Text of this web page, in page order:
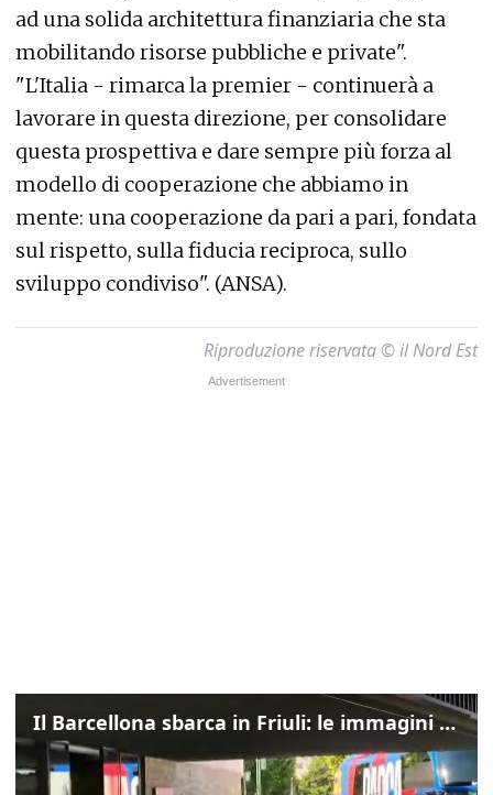
ad una solida architettura finanziaria che sta
mobilitando risorse pubbliche e private".
"L'Italia - rimarca la premier - continuerà a
lavorare in questa direzione, per consolidare
questa prospettiva e dare sempre più forza al
modello di cooperazione che abbiamo in
mente: una cooperazione da pari a pari, fondata
sul rispetto, sulla fiducia reciproca, sullo
sviluppo condiviso". (ANSA).
Riproduzione riservata © il Nord Est
Il Barcellona sbarca in Friuli: le immagini dell'arrivo in albergo